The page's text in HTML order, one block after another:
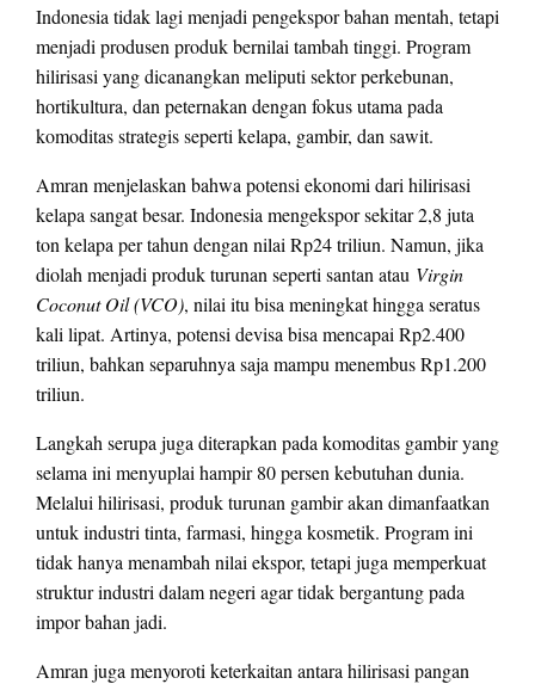
Indonesia tidak lagi menjadi pengekspor bahan mentah, tetapi
menjadi produsen produk bernilai tambah tinggi. Program
hilirisasi yang dicanangkan meliputi sektor perkebunan,
hortikultura, dan peternakan dengan fokus utama pada
komoditas strategis seperti kelapa, gambir, dan sawit.
Amran menjelaskan bahwa potensi ekonomi dari hilirisasi
kelapa sangat besar. Indonesia mengekspor sekitar 2,8 juta
ton kelapa per tahun dengan nilai Rp24 triliun. Namun, jika
diolah menjadi produk turunan seperti santan atau Virgin
Coconut Oil (VCO), nilai itu bisa meningkat hingga seratus
kali lipat. Artinya, potensi devisa bisa mencapai Rp2.400
triliun, bahkan separuhnya saja mampu menembus Rp1.200
triliun.
Langkah serupa juga diterapkan pada komoditas gambir yang
selama ini menyuplai hampir 80 persen kebutuhan dunia.
Melalui hilirisasi, produk turunan gambir akan dimanfaatkan
untuk industri tinta, farmasi, hingga kosmetik. Program ini
tidak hanya menambah nilai ekspor, tetapi juga memperkuat
struktur industri dalam negeri agar tidak bergantung pada
impor bahan jadi.
Amran juga menyoroti keterkaitan antara hilirisasi pangan